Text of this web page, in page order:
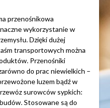
przenośnikowa
wykorzystanie w
Dzięki dużej
transportowych można
Przenośniki
do prac niewielkich –
luzem bądź w
surowców sypkich:
Stosowane są do